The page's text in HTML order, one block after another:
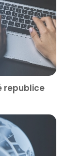
republice